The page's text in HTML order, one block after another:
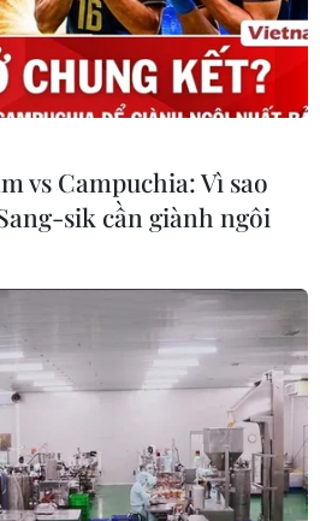
(Vietnam+)
#Họa sỹ
#Pablo Picasso
vs Campuchia: Vì sao
sik cần giành ngôi